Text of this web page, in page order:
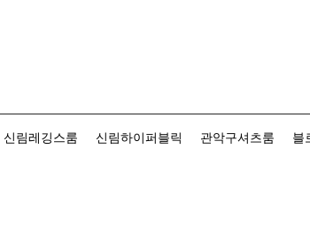
신림레깅스룸 신림하이퍼블릭 관악구셔츠룸 블